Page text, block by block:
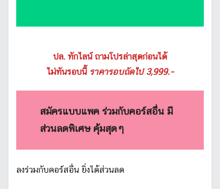
ปล. ทักไลน์ ถามโปรล่าสุดก่อนได้
ไม่ทันรอบนี้ ราคารอบถัดไป 3,999.-
สมัครแบบแพค ร่วมกับคอร์สอื่น มี
ส่วนลดพิเศษ คุ้มสุดๆ
ลงร่วมกับคอร์สอื่น ยิ่งได้ส่วนลด